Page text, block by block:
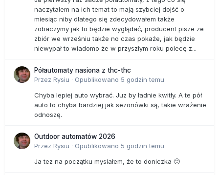
naczytalem na ich temat to mają szybciej dojść o
miesiąc niby dlatego się zdecydowałem także
zobaczymy jak to będzie wyglądać, producent pisze ze
zbiór we wrześniu także no czas pokaże, jak będzie
niewypał to wiadomo że w przyszłym roku polecę z...
Półautomaty nasiona z thc-thc
Przez Rysiu · Opublikowano 5 godzin temu
Chyba lepiej auto wybrać. Juz by ładnie kwitły. A te pół
auto to chyba bardziej jak sezonówki są, takie wrażenie
odnoszę.
Outdoor automatów 2026
Przez Rysiu · Opublikowano 5 godzin temu
Ja tez na początku myslałem, że to doniczka 🙂